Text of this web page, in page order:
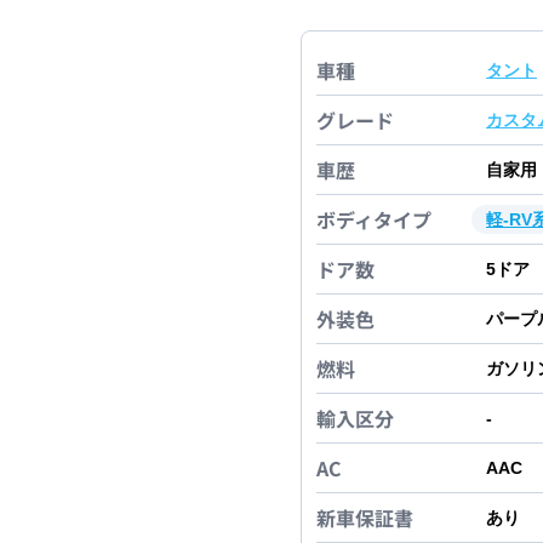
車種 タント
グレード カスタ
車歴 自家用
ボディタイプ 軽-RV
ドア数 5 ドア
外装色 パープ
燃料 ガソリ
輸入区分 -
AC AAC
新車保証書 あり